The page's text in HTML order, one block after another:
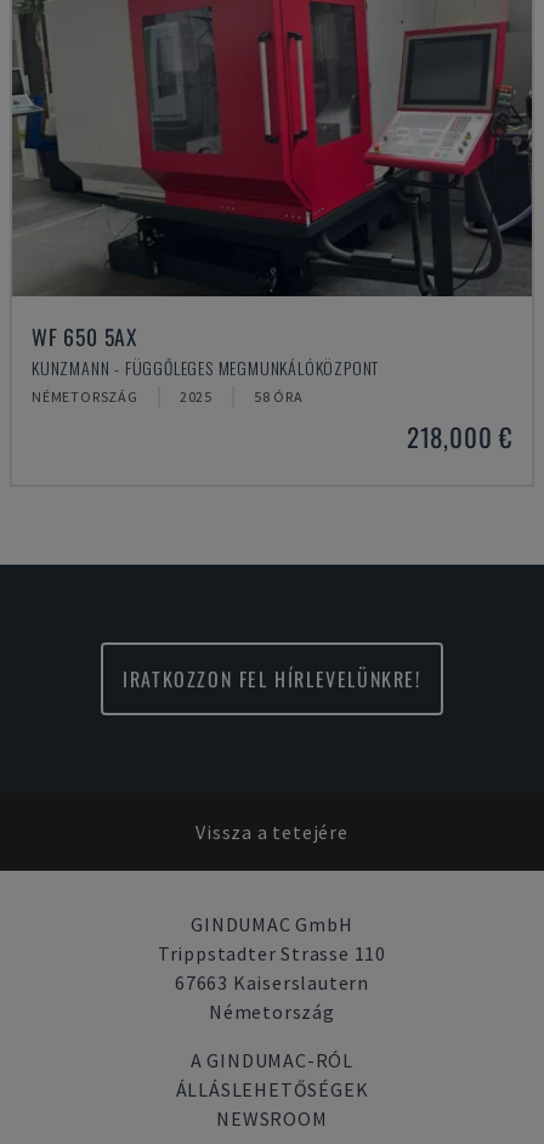
WF 650 5AX
KUNZMANN - FÜGGŐLEGES MEGMUNKÁLÓKÖZPONT
NÉMETORSZÁG 2025 58 ÓRA
218,000 €
IRATKOZZON FEL HÍRLEVELÜNKRE!
Vissza a tetejére
GINDUMAC GmbH
Trippstadter Strasse 110
67663 Kaiserslautern
Németország
A GINDUMAC-RÓL
ÁLLÁSLEHETŐSÉGEK
NEWSROOM